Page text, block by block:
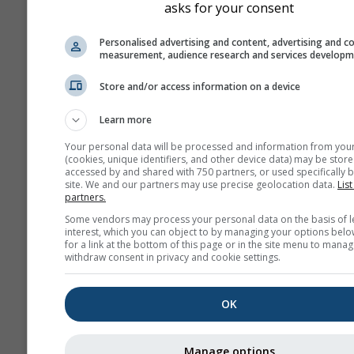
diferir ligeramente de los
seleccionado. Puedes
junto a las coordenadas.
Durante un mes hay
diarias de valores
máximos y medios. Para
mensuales.
También ofrecemos
para la venta.
Los datos meteorológicos
asks for your consent
Personalised advertising and content, advertising and
measurement, audience research and services
Store and/or access information on a device
Learn more
Your personal data will be processed and information from
(cookies, unique identifiers, and other device data) may be
accessed by and shared with 750 partners, or used specifically
site. We and our partners may use precise geolocation data.
partners.
Some vendors may process your personal data on the basis of
interest, which you can object to by managing your options
for a link at the bottom of this page or in the site menu to
withdraw consent in privacy and cookie settings.
OK